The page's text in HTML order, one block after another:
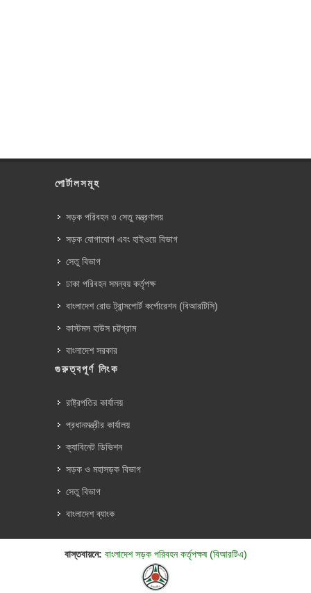
পোর্টালসমূহ
সড়ক পরিবহন ও সেতু মন্ত্রণালয়
সড়ক যোগাযোগ এবং হাইওয়ে বিভাগ
সেতু বিভাগ
ঢাকা পরিবহন সমন্বয় কর্তৃপক্ষ
বাংলাদেশ রোড ট্রান্সপোর্ট কর্পোরেশন (বিআরটিসি)
কাস্টমস হাউস চট্টগ্রাম
বাংলাদেশ সরকার
গুরুত্বপূর্ণ লিংক
রাষ্ট্রপতির কার্যালয়
প্রধানমন্ত্রীর কার্যালয়
ক্যাবিনেট ডিভিশন
সড়ক ও মহাসড়ক বিভাগ
সেতু বিভাগ
বাংলাদেশ ব্যাংক
বাস্তবায়নে: বাংলাদেশ সড়ক পরিবহন কর্তৃপক্ষ (বিআরটিএ)